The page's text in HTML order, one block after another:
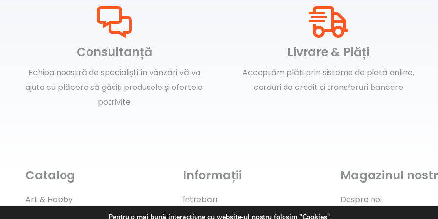
Consultanță
Echipa noastră de specialiști în vânzări vă va
ajuta cu plăcere să găsiți produsele și ofertele
potrivite
Livrare & Plăți
Acceptăm plăți prin sisteme de plată online,
carduri de credit și transferuri bancare
Catalog
Art & Hobby
Informații
Întrebări
Magazinul
Despre noi
Pentru o mai bună interacțiune cu website-ul nostru folosim "Cookies"